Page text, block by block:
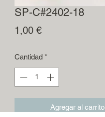
SP-C#2402-18
1,00 €Precio
Cantidad *
Agregar al carrito